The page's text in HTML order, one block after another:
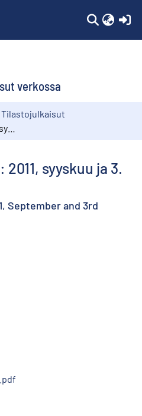
verkossa
Tilastojulkaisut
syyskuu ja 3.
September and 3rd